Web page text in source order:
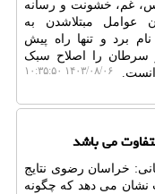
غم، خشونت و رسانه
عوامل مبتلاشدن به
برد و تنها راه پیش
سرطان را اصلاح سبک
۱۴۰۳/۰۸/۰۶ ۱۰:۳۵:۵۰
می باشد
خراسان رضوی نتایج
نشان می دهد که چگونه